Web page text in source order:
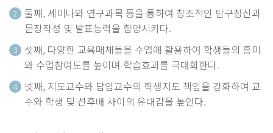
2
둘째, 세미나와 연구과목 등을 통하여 창조적인 탐구정신과
문장작성 및 발표능력을 함양시키다.
3
셋째, 다양한 교육매체들을 수업에 활용하여 학생들의 흥미
와 수업참여도를 높이며 학습효과를 극대화한다.
4
넷째, 지도교수와 담임교수의 학생지도 책임을 강화하여 교
수와 학생 및 선후배 사이의 유대감을 높인다.